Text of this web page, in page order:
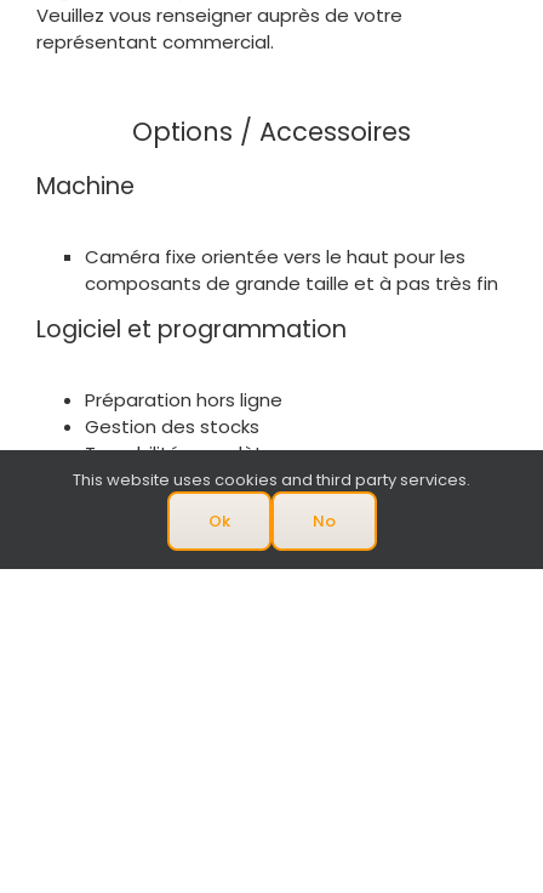
Veuillez vous renseigner auprès de votre
représentant commercial.
Options / Accessoires
Machine
Caméra fixe orientée vers le haut pour les
composants de grande taille et à pas très fin
Logiciel et programmation
Préparation hors ligne
Gestion des stocks
Traçabilité complète
Logiciel PROMON
This website uses cookies and third party services.
Ok
No